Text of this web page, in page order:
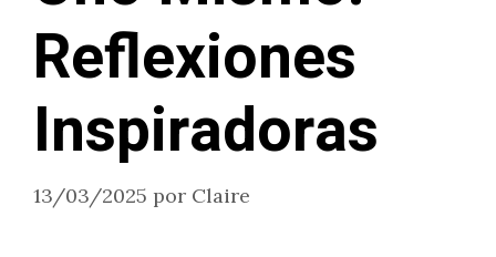
Reflexiones
Inspiradoras
13/03/2025 por Claire